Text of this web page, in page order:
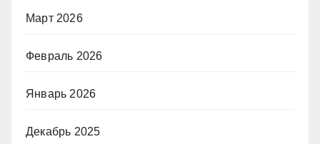
Март 2026
Февраль 2026
Январь 2026
Декабрь 2025